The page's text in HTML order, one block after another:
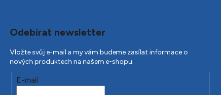
Odebírat newsletter
Vložte svůj e-mail a my vám budeme zasílat informace o
nových produktech na našem e-shopu.
E-mail